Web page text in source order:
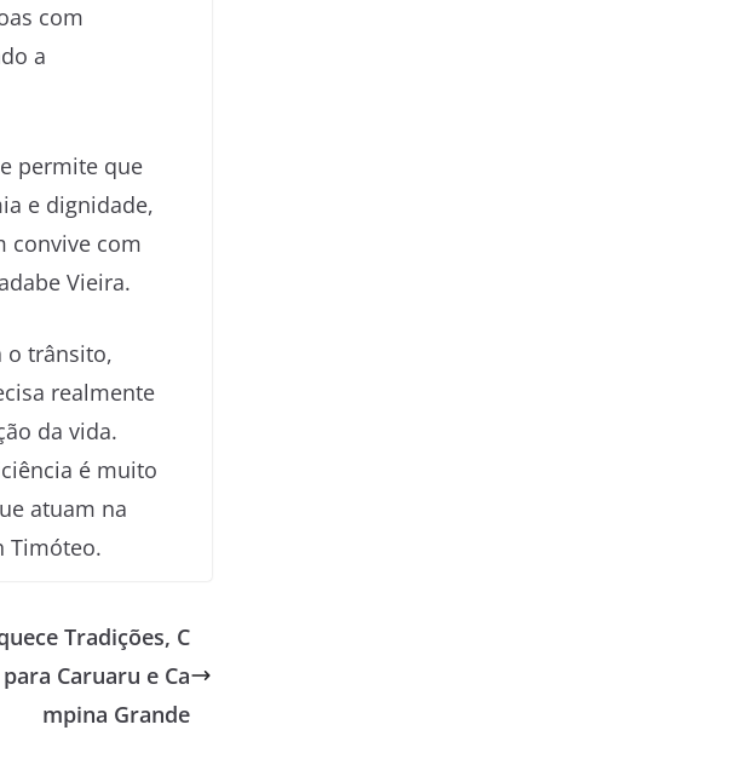
com
a
permite que
e dignidade,
convive com
Vieira.
o trânsito,
realmente
da vida.
é muito
atuam na
Timóteo.
Tradições, C
Caruaru e Ca
mpina Grande